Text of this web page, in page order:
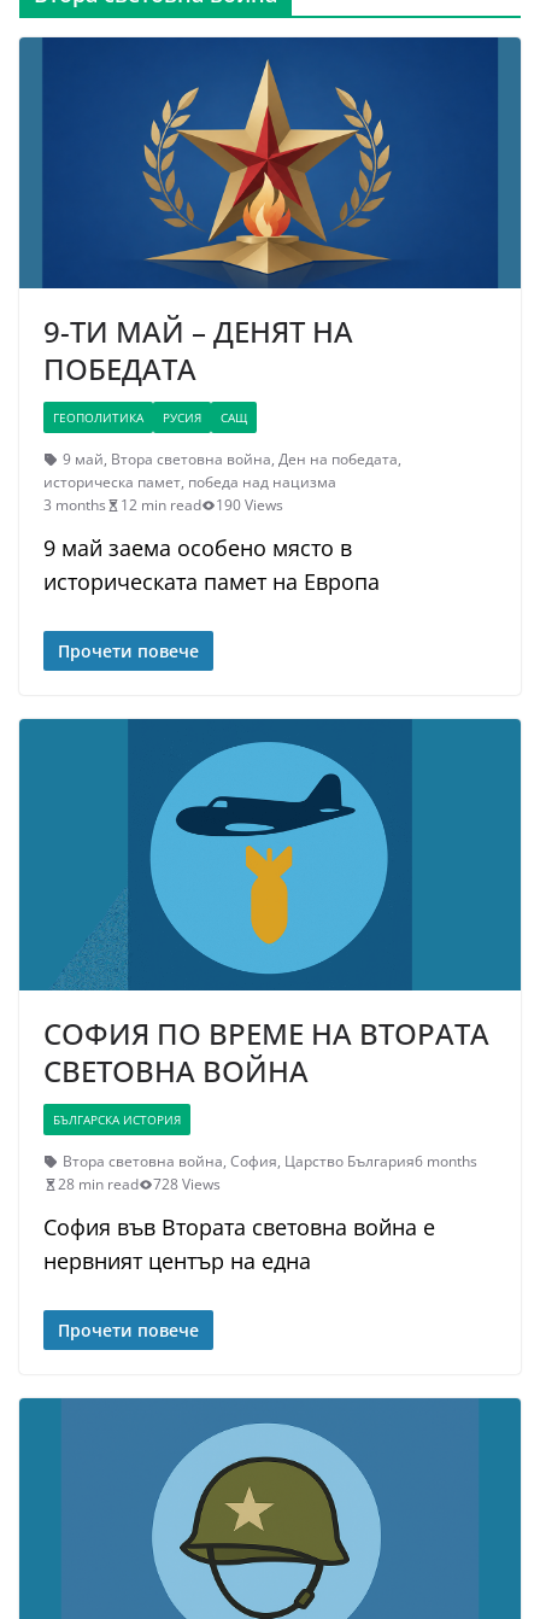
9-ТИ МАЙ – ДЕНЯТ НА
ПОБЕДАТА
ГЕОПОЛИТИКА РУСИЯ САЩ
9 май, Втора световна война, Ден на победата,
историческа памет, победа над нацизма
3 months
12 min read 190 Views
9 май заема особено място в
историческата памет на Европа
Прочети повече
СОФИЯ ПО ВРЕМЕ НА ВТОРАТА
СВЕТОВНА ВОЙНА
БЪЛГАРСКА ИСТОРИЯ
Втора световна война, София, Царство България6 months
28 min read
728 Views
София във Втората световна война е
нервният център на една
Прочети повече